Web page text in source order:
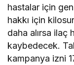
hastalar için
hakkı için
daha alırsa ilaç
kaybedecek.
kampanya izni